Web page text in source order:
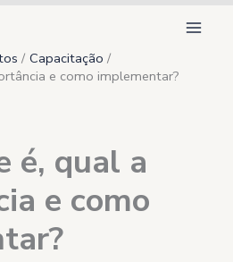
Capacitação
e como implementar?
é, qual a
e como